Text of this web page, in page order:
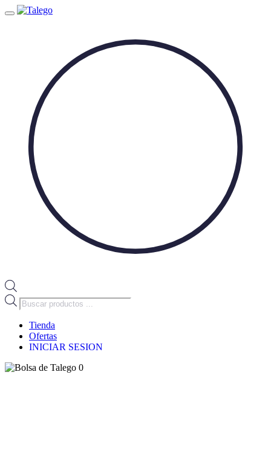
Búsqueda
de
productos
Tienda
Ofertas
INICIAR SESION
0